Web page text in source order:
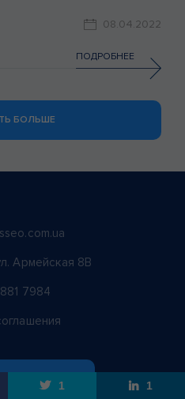
1 1
более 2,5 тонн
и
И в данной статье […]
08.04.2022
ПОДРОБНЕЕ
БОЛЬШЕ
Армейская 8В
7984
ЗВОНОК